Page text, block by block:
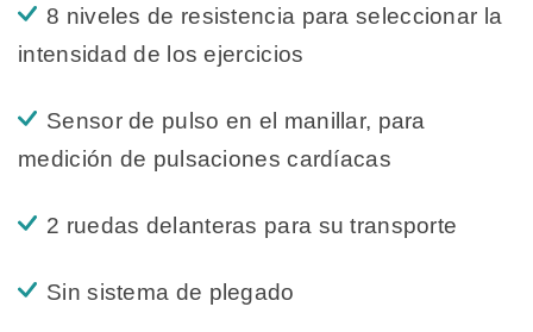
8 niveles de resistencia para seleccionar la
intensidad de los ejercicios
Sensor de pulso en el manillar, para
medición de pulsaciones cardíacas
2 ruedas delanteras para su transporte
Sin sistema de plegado